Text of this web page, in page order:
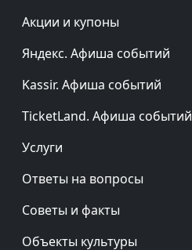
Акции и купоны
Яндекс. Афиша событий
Kassir. Афиша событий
TicketLand. Афиша событий
Услуги
Ответы на вопросы
Советы и факты
Объекты культуры